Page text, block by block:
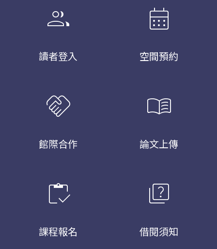
group
讀者登入
calendar_month
空間預約
handshake
館際合作
menu_book
論文上傳
inventory
課程報名
quiz
借閱須知